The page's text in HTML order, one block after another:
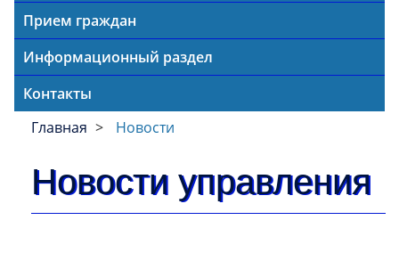
Прием граждан
Информационный раздел
Контакты
Главная
Новости
Новости управления